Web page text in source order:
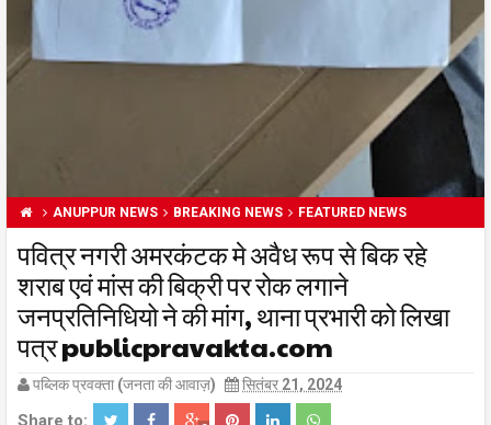
ANUPPUR NEWS BREAKING NEWS FEATURED NEWS
पवित्र नगरी अमरकंटक मे अवैध रूप से बिक रहे
शराब एवं मांस की बिक्री पर रोक लगाने
जनप्रतिनिधियो ने की मांग, थाना प्रभारी को लिखा
पत्र publicpravakta.com
पब्लिक प्रवक्ता (जनता की आवाज़) सितंबर 21, 2024
Share to: